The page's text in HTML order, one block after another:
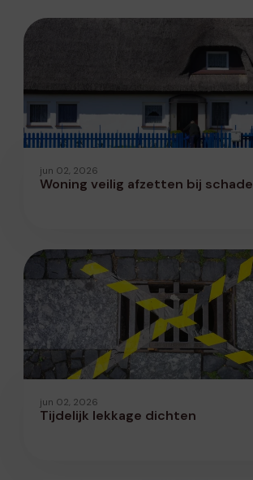
jun 02, 2026
Woning veilig afzetten bij schade
jun 02, 2026
Tijdelijk lekkage dichten